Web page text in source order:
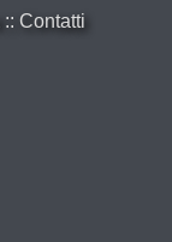
:: Contatti